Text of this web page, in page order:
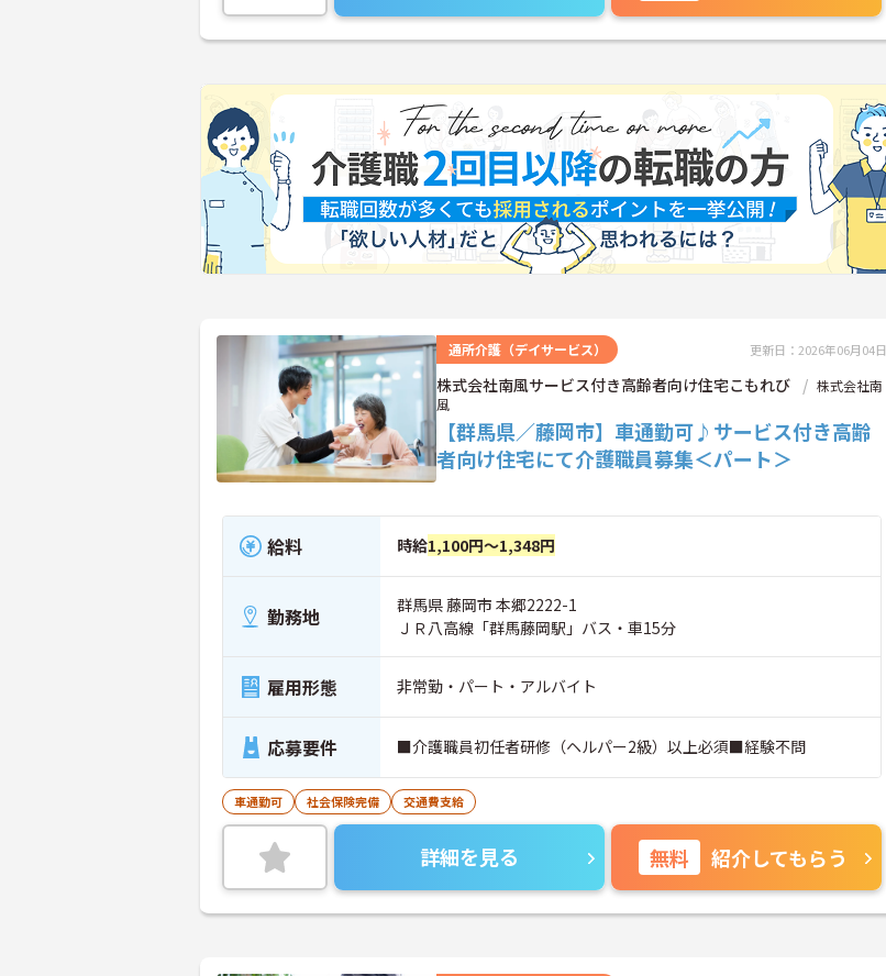
通所介護（デイサービス） 更新日：2026年06月04日
株式会社南風サービス付き高齢者向け住宅こもれび
株式会社南
風
【群馬県／藤岡市】車通勤可♪サービス付き高齢
者向け住宅にて介護職員募集＜パート＞
給料 時給1,100円～1,348円
勤務地
群馬県 藤岡市 本郷2222-1
ＪＲ八高線「群馬藤岡駅」バス・車15分
雇用形態 非常勤・パート・アルバイト
応募要件 ■介護職員初任者研修（ヘルパー2級）以上必須■経験不問
車通勤可 社会保険完備 交通費支給
詳細を見る 無料 紹介してもらう